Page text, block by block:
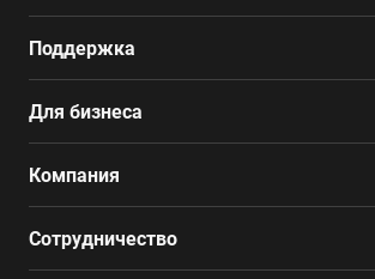
Поддержка
Для бизнеса
Компания
Сотрудничество